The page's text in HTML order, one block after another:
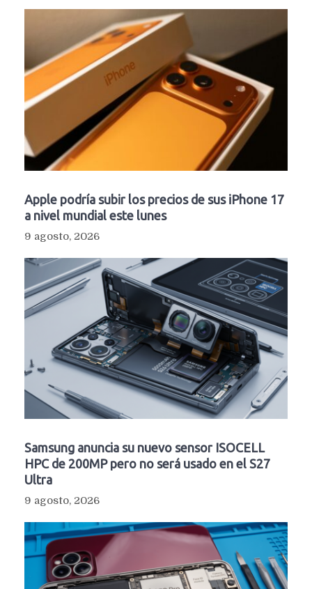
Apple podría subir los precios de sus iPhone 17
a nivel mundial este lunes
9 agosto, 2026
Samsung anuncia su nuevo sensor ISOCELL
HPC de 200MP pero no será usado en el S27
Ultra
9 agosto, 2026